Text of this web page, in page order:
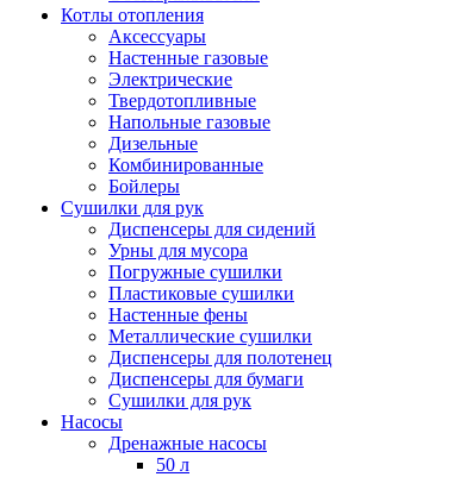
Котлы отопления
Аксессуары
Настенные газовые
Электрические
Твердотопливные
Напольные газовые
Дизельные
Комбинированные
Бойлеры
Сушилки для рук
Диспенсеры для сидений
Урны для мусора
Погружные сушилки
Пластиковые сушилки
Настенные фены
Металлические сушилки
Диспенсеры для полотенец
Диспенсеры для бумаги
Сушилки для рук
Насосы
Дренажные насосы
50 л